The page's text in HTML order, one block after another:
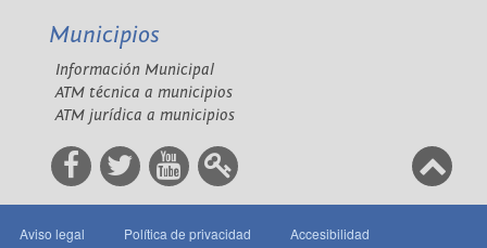
Municipios
Información Municipal
ATM técnica a municipios
ATM jurídica a municipios
Aviso legal Política de privacidad Accesibilidad